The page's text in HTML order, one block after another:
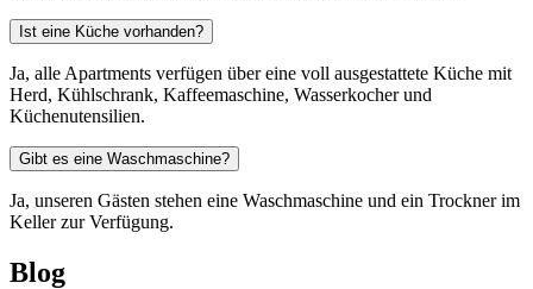
Ist eine Küche vorhanden?
Ja, alle Apartments verfügen über eine voll ausgestattete Küche mit
Herd, Kühlschrank, Kaffeemaschine, Wasserkocher und
Küchenutensilien.
Gibt es eine Waschmaschine?
Ja, unseren Gästen stehen eine Waschmaschine und ein Trockner im
Keller zur Verfügung.
Blog